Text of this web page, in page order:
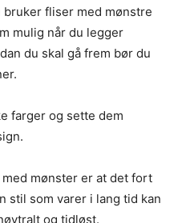
bruker fliser med mønstre
mulig når du legger
du skal gå frem bør du
farger og sette dem
mønster er at det fort
stil som varer i lang tid kan
og tidløst.